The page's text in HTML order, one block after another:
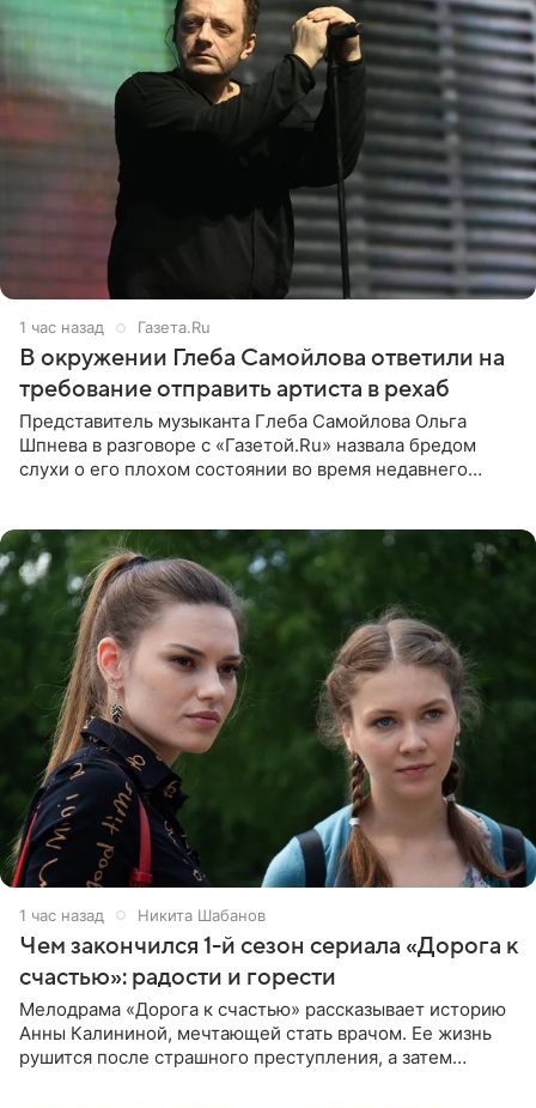
1 час назад Газета.Ru
В окружении Глеба Самойлова ответили на
требование отправить артиста в рехаб
Представитель музыканта Глеба Самойлова Ольга
Шпнева в разговоре с «Газетой.Ru» назвала бредом
слухи о его плохом состоянии во время недавнего
1 час назад Никита Шабанов
Чем закончился 1-й сезон сериала «Дорога к
счастью»: радости и горести
Мелодрама «Дорога к счастью» рассказывает историю
Анны Калининой, мечтающей стать врачом. Ее жизнь
рушится после страшного преступления, а затем